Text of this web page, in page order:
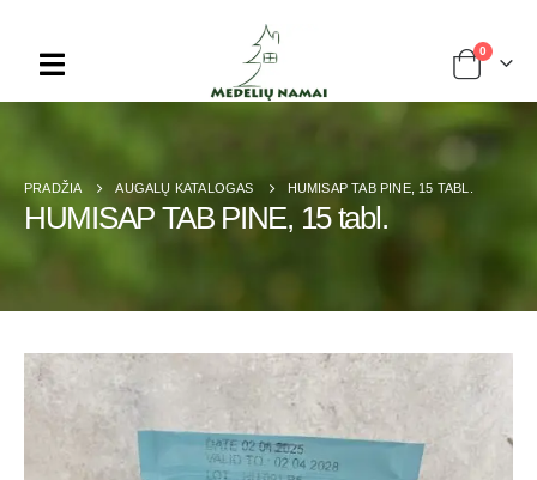
0
PRADŽIA AUGALŲ KATALOGAS HUMISAP TAB PINE, 15 TABL.
HUMISAP TAB PINE, 15 tabl.